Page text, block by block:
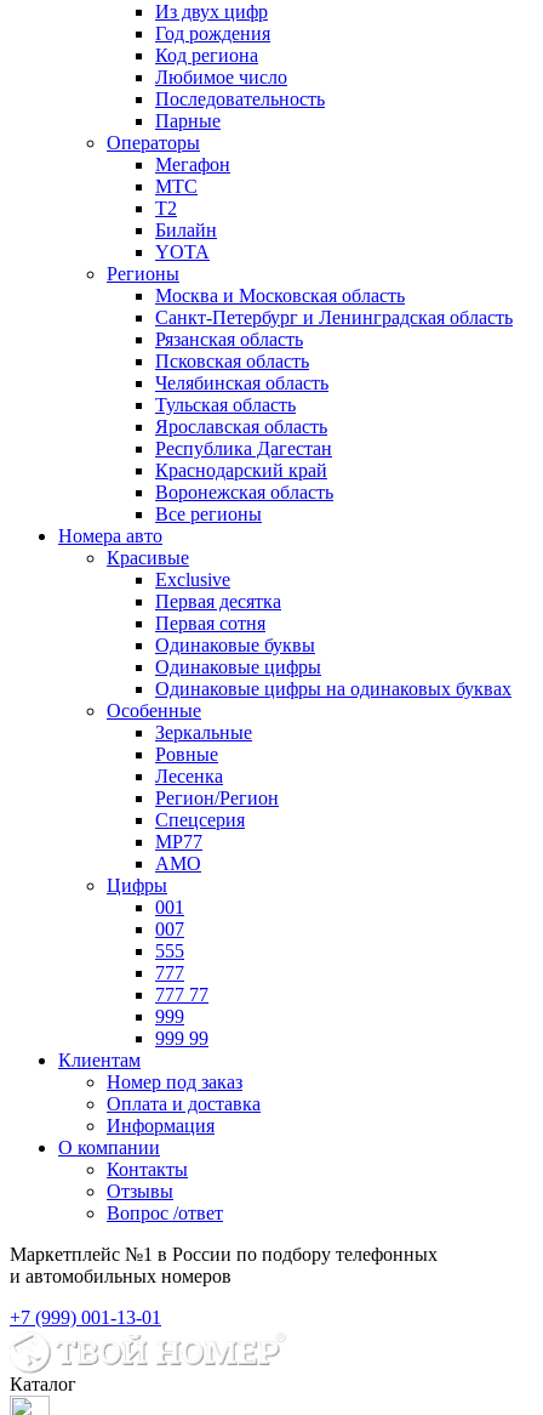
Из двух цифр
Год рождения
Код региона
Любимое число
Последовательность
Парные
Операторы
Мегафон
МТС
Т2
Билайн
YOTA
Регионы
Москва и Московская область
Санкт-Петербург и Ленинградская область
Рязанская область
Псковская область
Челябинская область
Тульская область
Ярославская область
Республика Дагестан
Краснодарский край
Воронежская область
Все регионы
Номера авто
Красивые
Exclusive
Первая десятка
Первая сотня
Одинаковые буквы
Одинаковые цифры
Одинаковые цифры на одинаковых буквах
Особенные
Зеркальные
Ровные
Лесенка
Регион/Регион
Спецсерия
МР77
АМО
Цифры
001
007
555
777
777 77
999
999 99
Клиентам
Номер под заказ
Оплата и доставка
Информация
О компании
Контакты
Отзывы
Вопрос /ответ
Маркетплейс №1 в России по подбору телефонных
и автомобильных номеров
+7 (999) 001-13-01
Каталог